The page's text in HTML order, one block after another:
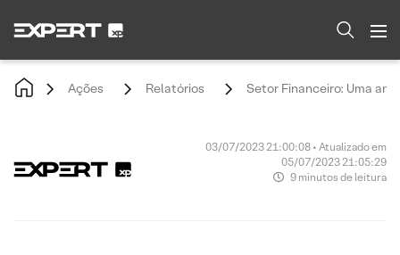
Ações Relatórios Setor Financeiro: Uma
03/07/2023 21:00:08 • Atualizado em
05/07/2023 21:05:29
9 minutos de leitura